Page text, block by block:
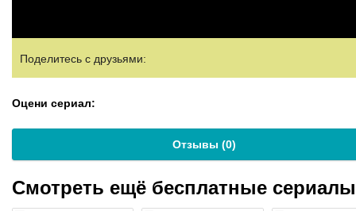
Поделитесь с друзьями:
Оцени сериал:
Отзывы (0)
Смотреть ещё бесплатные